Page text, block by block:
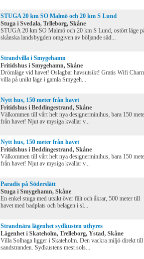
STUGA 20 km SO Malmö och 20 km S Lund
Stuga i Svedala, Trlleborg, Skåne
STUGA 20 km SO Malmö och 20 km S Lund, ostört läge
skånska landsbygden omgiven av böljande säd...
Strandvilla i Smygehamn
Fritidshus i Smygehamn, Skåne
Drömläge vid havet! Oslagbar havsutsikt! Gratis Wifi
villa på unikt läge i gamla Smygeh...
Nytt hus, 150 meter från havet
Fritidshus i Beddingestrand, Skåne
Välkommen till vårt helt nya designerminihus, bara 150
från havet! Njut av mysiga kvällar v...
Nytt hus, 150 meter från havet
Fritidshus i Beddingestrand, Skåne
Välkommen till vårt helt nya designerminihus, bara 150
från havet! Njut av mysiga kvällar v...
Paradis på Söderslätt
Stuga i Smygehamn, Skåne
En enkel stuga med utsikt över fält och åkrar, 500 meter till
havet med badplats och belägen i sl...
Strandnära lägenhet sydkusten uthyres
Lägenhet i Skateholm, Trelleborg, Ystad, Skåne
Villa Solhaga ligger i Skateholm. Den vackra miljö direkt till
sandstranden. Sydkustens mest sols...